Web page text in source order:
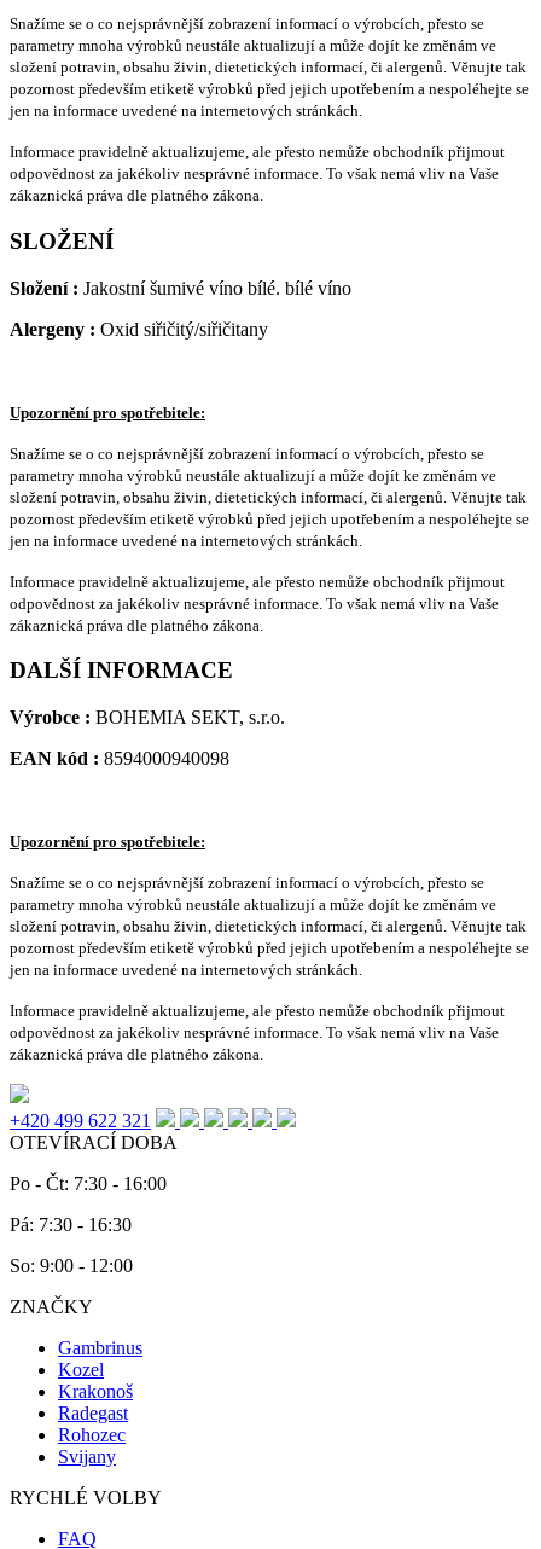
Snažíme se o co nejsprávnější zobrazení informací o výrobcích, přesto se
parametry mnoha výrobků neustále aktualizují a může dojít ke změnám ve
složení potravin, obsahu živin, dietetických informací, či alergenů. Věnujte tak
pozornost především etiketě výrobků před jejich upotřebením a nespoléhejte se
jen na informace uvedené na internetových stránkách.
Informace pravidelně aktualizujeme, ale přesto nemůže obchodník přijmout
odpovědnost za jakékoliv nesprávné informace. To však nemá vliv na Vaše
zákaznická práva dle platného zákona.
SLOŽENÍ
Složení : Jakostní šumivé víno bílé. bílé víno
Alergeny : Oxid siřičitý/siřičitany
Upozornění pro spotřebitele:
Snažíme se o co nejsprávnější zobrazení informací o výrobcích, přesto se
parametry mnoha výrobků neustále aktualizují a může dojít ke změnám ve
složení potravin, obsahu živin, dietetických informací, či alergenů. Věnujte tak
pozornost především etiketě výrobků před jejich upotřebením a nespoléhejte se
jen na informace uvedené na internetových stránkách.
Informace pravidelně aktualizujeme, ale přesto nemůže obchodník přijmout
odpovědnost za jakékoliv nesprávné informace. To však nemá vliv na Vaše
zákaznická práva dle platného zákona.
DALŠÍ INFORMACE
Výrobce : BOHEMIA SEKT, s.r.o.
EAN kód : 8594000940098
Upozornění pro spotřebitele:
Snažíme se o co nejsprávnější zobrazení informací o výrobcích, přesto se
parametry mnoha výrobků neustále aktualizují a může dojít ke změnám ve
složení potravin, obsahu živin, dietetických informací, či alergenů. Věnujte tak
pozornost především etiketě výrobků před jejich upotřebením a nespoléhejte se
jen na informace uvedené na internetových stránkách.
Informace pravidelně aktualizujeme, ale přesto nemůže obchodník přijmout
odpovědnost za jakékoliv nesprávné informace. To však nemá vliv na Vaše
zákaznická práva dle platného zákona.
+420 499 622 321
OTEVÍRACÍ DOBA
Po - Čt: 7:30 - 16:00
Pá: 7:30 - 16:30
So: 9:00 - 12:00
ZNAČKY
Gambrinus
Kozel
Krakonoš
Radegast
Rohozec
Svijany
RYCHLÉ VOLBY
FAQ